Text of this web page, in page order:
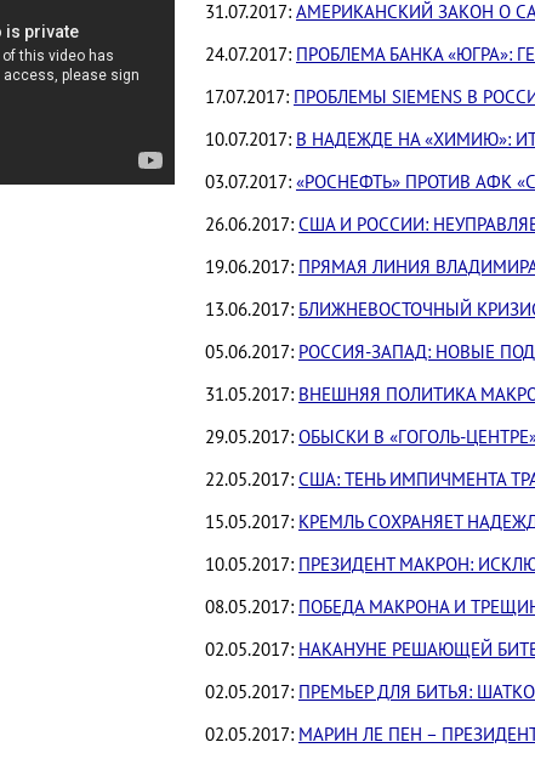
31.07.2017: АМЕРИКАНСКИЙ ЗАКОН О
24.07.2017: ПРОБЛЕМА БАНКА «ЮГРА»:
17.07.2017: ПРОБЛЕМЫ SIEMENS В
10.07.2017: В НАДЕЖДЕ НА «ХИМИЮ»:
03.07.2017: «РОСНЕФТЬ» ПРОТИВ АФК
26.06.2017: США И РОССИИ:
19.06.2017: ПРЯМАЯ ЛИНИЯ
13.06.2017: БЛИЖНЕВОСТОЧНЫЙ
05.06.2017: РОССИЯ-ЗАПАД: НОВЫЕ
31.05.2017: ВНЕШНЯЯ ПОЛИТИКА
29.05.2017: ОБЫСКИ В «ГОГОЛЬ-
22.05.2017: США: ТЕНЬ ИМПИЧМЕНТА
15.05.2017: КРЕМЛЬ СОХРАНЯЕТ
10.05.2017: ПРЕЗИДЕНТ МАКРОН:
08.05.2017: ПОБЕДА МАКРОНА И
02.05.2017: НАКАНУНЕ РЕШАЮЩЕЙ
02.05.2017: ПРЕМЬЕР ДЛЯ БИТЬЯ:
02.05.2017: МАРИН ЛЕ ПЕН –